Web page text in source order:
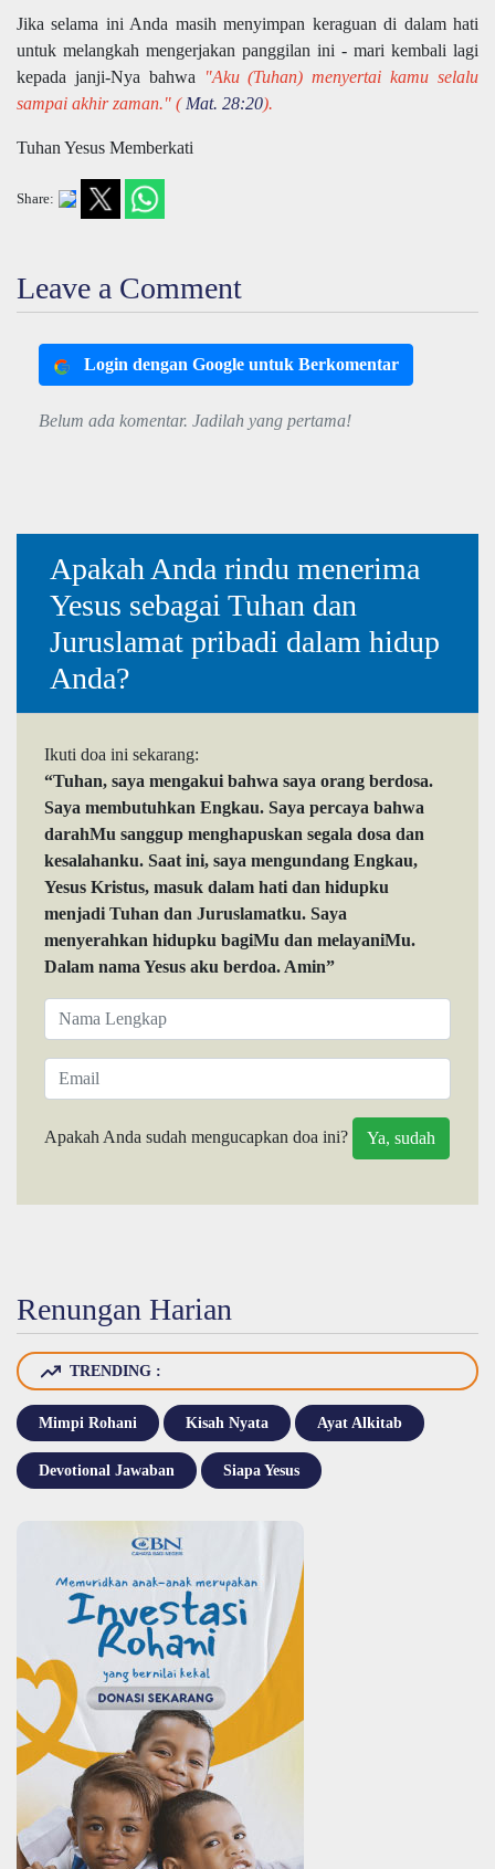
Jika selama ini Anda masih menyimpan keraguan di dalam hati
untuk melangkah mengerjakan panggilan ini - mari kembali lagi
kepada janji-Nya bahwa
"Aku (Tuhan) menyertai kamu selalu
sampai akhir zaman." ( Mat. 28:20).
Tuhan Yesus Memberkati
Share:
Leave a Comment
Login dengan Google untuk Berkomentar
Belum ada komentar. Jadilah yang pertama!
Apakah Anda rindu menerima
Yesus sebagai Tuhan dan
Juruslamat pribadi dalam hidup
Anda?
Ikuti doa ini sekarang:
“Tuhan, saya mengakui bahwa saya orang berdosa.
Saya membutuhkan Engkau. Saya percaya bahwa
darahMu sanggup menghapuskan segala dosa dan
kesalahanku. Saat ini, saya mengundang Engkau,
Yesus Kristus, masuk dalam hati dan hidupku
menjadi Tuhan dan Juruslamatku. Saya
menyerahkan hidupku bagiMu dan melayaniMu.
Dalam nama Yesus aku berdoa. Amin”
Apakah Anda sudah mengucapkan doa ini?
Renungan Harian
TRENDING :
Mimpi Rohani Kisah Nyata Ayat Alkitab
Devotional Jawaban Siapa Yesus